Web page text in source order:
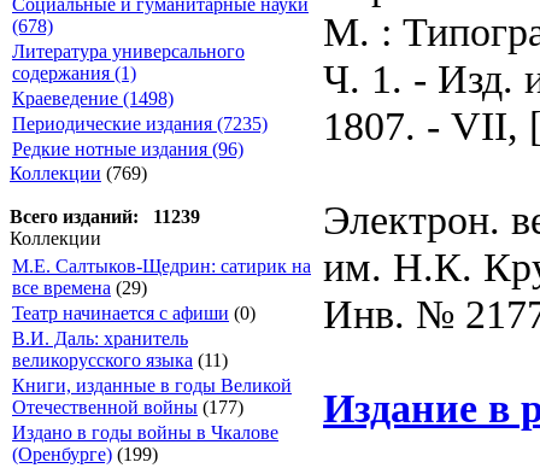
Социальные и гуманитарные науки
(678)
Литература универсального
содержания (1)
Краеведение (1498)
Периодические издания (7235)
Редкие нотные издания (96)
Коллекции (769)
Всего изданий: 11239
Коллекции
М.Е. Салтыков-Щедрин: сатирик на
все времена (29)
Театр начинается с афиши (0)
В.И. Даль: хранитель
великорусского языка (11)
Книги, изданные в годы Великой
Отечественной войны (177)
Издано в годы войны в Чкалове
(Оренбурге) (199)
М. :
Ч. 1. - Изд.
1807. - VII,
Электрон.
им. Н.К.
Инв. №
Издание в